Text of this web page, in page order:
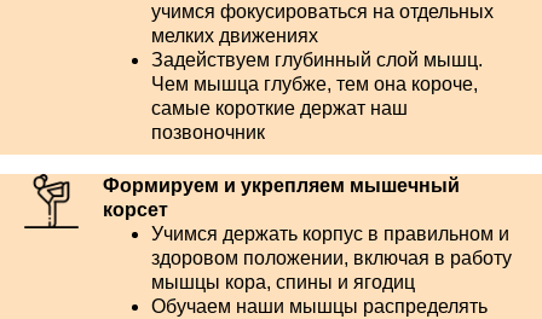
учимся фокусироваться на отдельных
мелких движениях
Задействуем глубинный слой мышц.
Чем мышца глубже, тем она короче,
самые короткие держат наш
позвоночник
Формируем и укрепляем мышечный
корсет
Учимся держать корпус в правильном и
здоровом положении, включая в работу
мышцы кора, спины и ягодиц
Обучаем наши мышцы распределять